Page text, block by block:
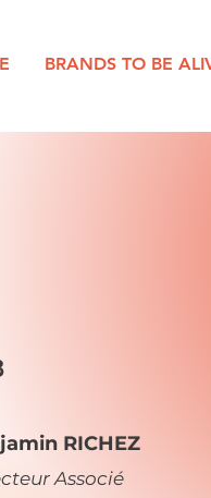
BRANDS TO BE
RICHEZ
Associé